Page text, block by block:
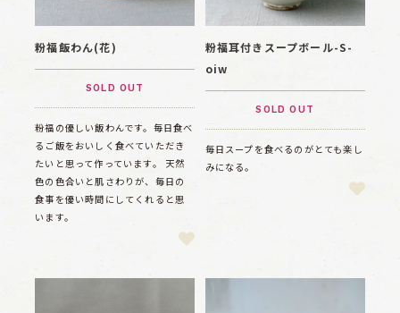
粉福飯わん(花)
SOLD OUT
粉福の優しい飯わんです。毎日食べ
るご飯をおいしく食べていただき
たいと思って作っています。 天然
色の色合いと肌さわりが、毎日の
食事を優い時間にしてくれると思
います。
粉福耳付きスープボール-S-
oiw
SOLD OUT
毎日スープを食べるのがとても楽し
みになる。